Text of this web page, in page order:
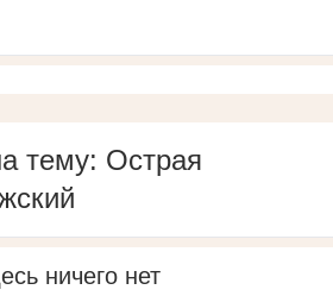
тему: Острая
ничего нет